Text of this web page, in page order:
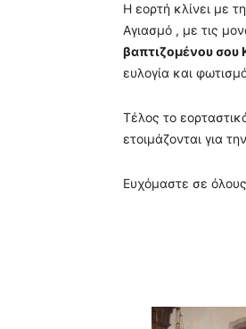
Η εορτή κλίνει με
Αγιασμό , με τις
βαπτιζομένου σου
ευλογία και
Τέλος το
ετοιμάζονται για
Ευχόμαστε σε όλους